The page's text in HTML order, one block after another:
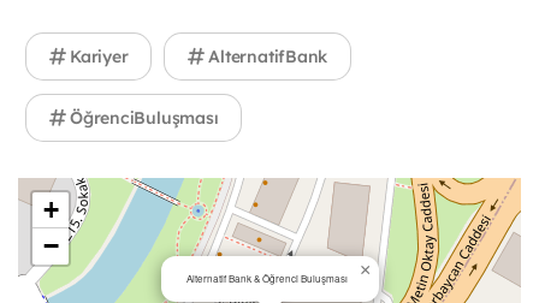
Kariyer AlternatifBank
ÖğrenciBuluşması
Alternatif Bank & Öğrenci Buluşması ×
+
−